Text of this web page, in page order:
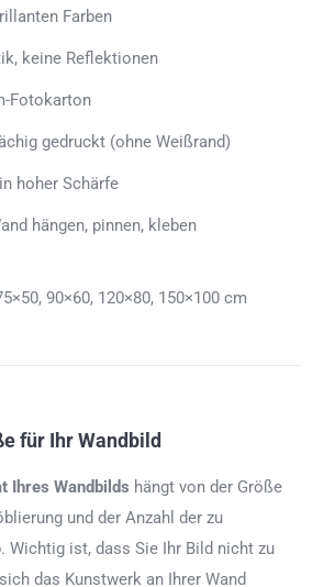
Farben
keine Reflektionen
Fotokarton
gedruckt (ohne Weißrand)
hoher Schärfe
hängen, pinnen, kleben
90×60, 120×80, 150×100 cm
für Ihr Wandbild
Ihres Wandbilds hängt von der Größe
und der Anzahl der zu
Wichtig ist, dass Sie Ihr Bild nicht zu
das Kunstwerk an Ihrer Wand